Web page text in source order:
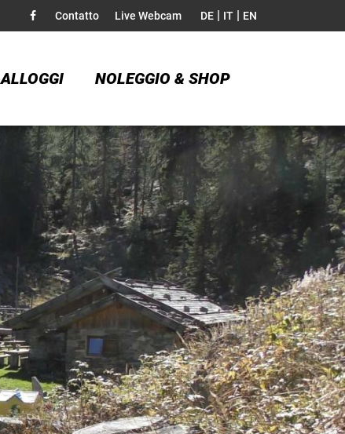
Contatto Live Webcam DE | IT | EN
ALLOGGI NOLEGGIO & SHOP